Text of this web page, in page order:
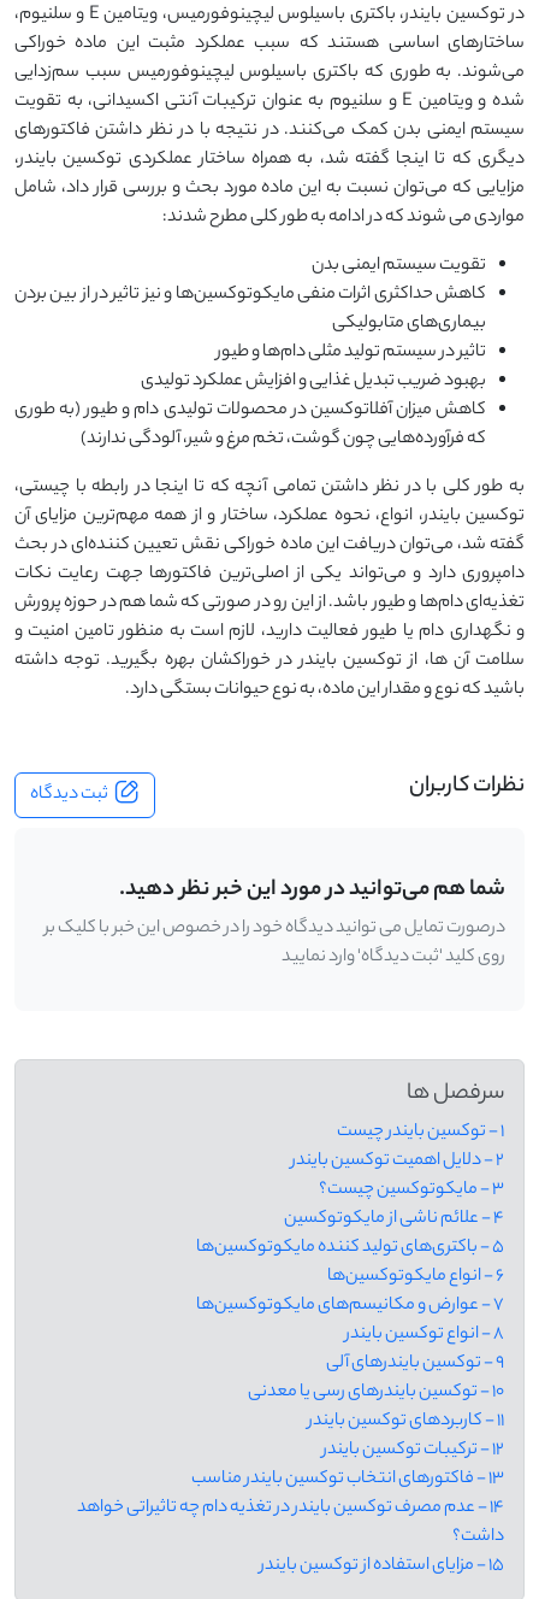
در توکسین بایندر، باکتری باسیلوس لیچینوفورمیس، ویتامین E و سلنیوم،
ساختارهای اساسی هستند که سبب عملکرد مثبت این ماده خوراکی
می‌شوند. به طوری که باکتری باسیلوس لیچینوفورمیس سبب سم‌زدایی
شده و ویتامین E و سلنیوم به عنوان ترکیبات آنتی اکسیدانی، به تقویت
سیستم ایمنی بدن کمک می‌کنند. در نتیجه با در نظر داشتن فاکتورهای
دیگری که تا اینجا گفته شد، به همراه ساختار عملکردی توکسین بایندر،
مزایایی که می‌توان نسبت به این ماده مورد بحث و بررسی قرار داد، شامل
مواردی می شوند که در ادامه به طور کلی مطرح شدند:
تقویت سیستم ایمنی بدن
کاهش حداکثری اثرات منفی مایکوتوکسین‌ها و نیز تاثیر در از بین بردن
بیماری‌های متابولیکی
تاثیر در سیستم تولید مثلی دام‌ها و طیور
بهبود ضریب تبدیل غذایی و افزایش عملکرد تولیدی
کاهش میزان آفلاتوکسین در محصولات تولیدی دام و طیور (به طوری
که فرآورده‌هایی چون گوشت، تخم مرغ و شیر، آلودگی ندارند)
به طور کلی با در نظر داشتن تمامی آنچه که تا اینجا در رابطه با چیستی،
توکسین بایندر، انواع، نحوه عملکرد، ساختار و از همه مهم‌ترین مزایای آن
گفته شد، می‌توان دریافت این ماده خوراکی نقش تعیین کننده‌ای در بحث
دامپروری دارد و می‌تواند یکی از اصلی‌ترین فاکتورها جهت رعایت نکات
تغذیه‌ای دام‌ها و طیور باشد. از این رو در صورتی که شما هم در حوزه پرورش
و نگهداری دام یا طیور فعالیت دارید، لازم است به منظور تامین امنیت و
سلامت آن ها، از توکسین بایندر در خوراکشان بهره بگیرید. توجه داشته
باشید که نوع و مقدار این ماده، به نوع حیوانات بستگی دارد.
نظرات کاربران ثبت دیدگاه
شما هم می‌توانید در مورد این خبر نظر دهید.
درصورت تمایل می توانید دیدگاه خود را در خصوص این خبر با کلیک بر
روی کلید 'ثبت دیدگاه' وارد نمایید
سرفصل ها
1 - توکسین بایندر چیست
2 - دلایل اهمیت توکسین بایندر
3 - مایکوتوکسین چیست؟
4 - علائم ناشی از مایکوتوکسین‌
5 - باکتری‌های تولید کننده مایکوتوکسین‌ها
6 - انواع مایکوتوکسین‌ها
7 - عوارض و مکانیسم‌های مایکوتوکسین‌ها
8 - انواع توکسین بایندر
9 - توکسین بایندرهای آلی
10 - توکسین بایندرهای رسی یا معدنی
11 - کاربردهای توکسین بایندر
12 - ترکیبات توکسین بایندر
13 - فاکتورهای انتخاب توکسین بایندر مناسب
14 - عدم مصرف توکسین بایندر در تغذیه دام چه تاثیراتی خواهد
داشت؟
15 - مزایای استفاده از توکسین بایندر